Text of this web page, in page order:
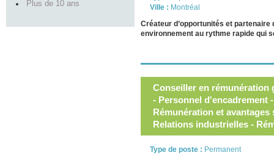
Plus de 10 ans
Ville : Montréal
Créateur d’opportunités et
environnement au rythme rapide qui
Conseiller en rémunération
- Personnel d'encadrement
Rémunération et
Relations industrielles -
Type de poste : Permanent